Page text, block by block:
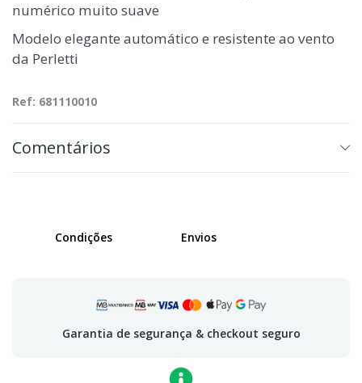
numérico muito suave
Modelo elegante automático e resistente ao vento
da Perletti
Ref: 681110010
Comentários
Condições Envios
Garantia de segurança & checkout seguro